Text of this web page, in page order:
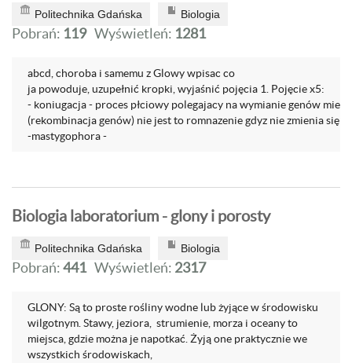
Politechnika Gdańska Biologia
Pobrań: 119 Wyświetleń: 1281
abcd, choroba i samemu z Glowy wpisac co
ja powoduje, uzupełnić kropki, wyjaśnić pojęcia 1. Pojęcie x5:
- koniugacja - proces płciowy polegajacy na wymianie genów
(rekombinacja genów) nie jest to romnazenie gdyz nie zmienia się
-mastygophora -
Biologia laboratorium - glony i porosty
Politechnika Gdańska Biologia
Pobrań:441 Wyświetleń: 2317
GLONY: Są to proste rośliny wodne lub żyjące w środowisku
wilgotnym. Stawy, jeziora, strumienie, morza i oceany to
miejsca, gdzie można je napotkać. Żyją one praktycznie we
wszystkich środowiskach,